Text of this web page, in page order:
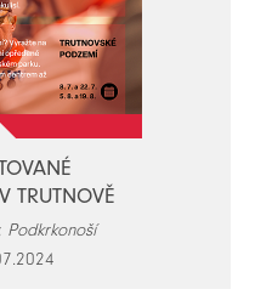
TRUTNOVĚ
Podkrkonoší